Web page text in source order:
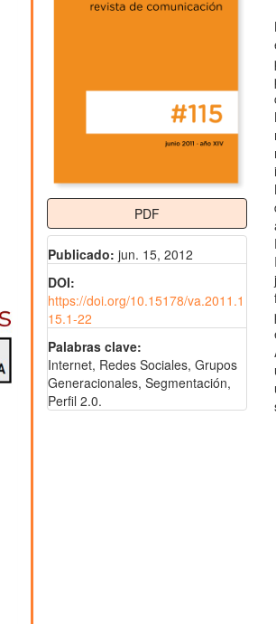
artículo
PDF
Publicado: jun. 15, 2012
DOI:
https://doi.org/10.15178/va.2011.1
15.1-22
Palabras clave:
Internet, Redes Sociales, Grupos
Generacionales, Segmentación,
Perfil 2.0.